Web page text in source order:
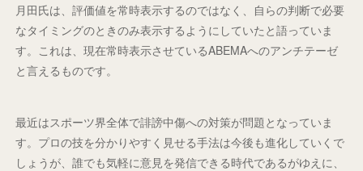
月田氏は、評価値を常時表示するのではなく、自らの判断で必要
なタイミングのときのみ表示するようにしていたと語っていま
す。これは、現在常時表示させているABEMAへのアンチテーゼ
と言えるものです。
最近はスポーツ界全体で誹謗中傷への対策が問題となっていま
す。プロの技を分かりやすく見せる手法は今後も進化していくで
しょうが、誰でも気軽に意見を発信できる時代であるがゆえに、